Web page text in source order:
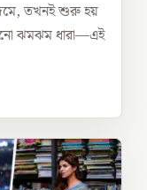
তখনই শুরু হয়
ঝমঝম ধারা—এই